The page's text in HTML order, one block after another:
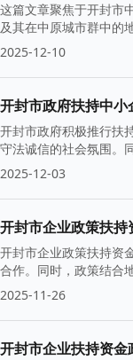
这篇文章聚焦于开封市
及其在中原城市群中的
2025-12-10
开封市政府扶持中
开封市政府积极推行扶
守法诚信的社会氛围。
2025-12-03
开封市企业政策扶
开封市企业政策扶持资
合作。同时，政策结合
2025-11-26
开封市企业扶持资